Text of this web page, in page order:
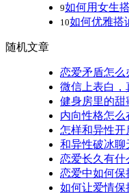
9如何用女生
10如何优雅搭
随机文章
恋爱矛盾怎么
微信上表白，
健身房里的甜
内向性格怎么
怎样和异性开
和异性破冰聊
恋爱长久有什
恋爱中如何保
如何让爱情保